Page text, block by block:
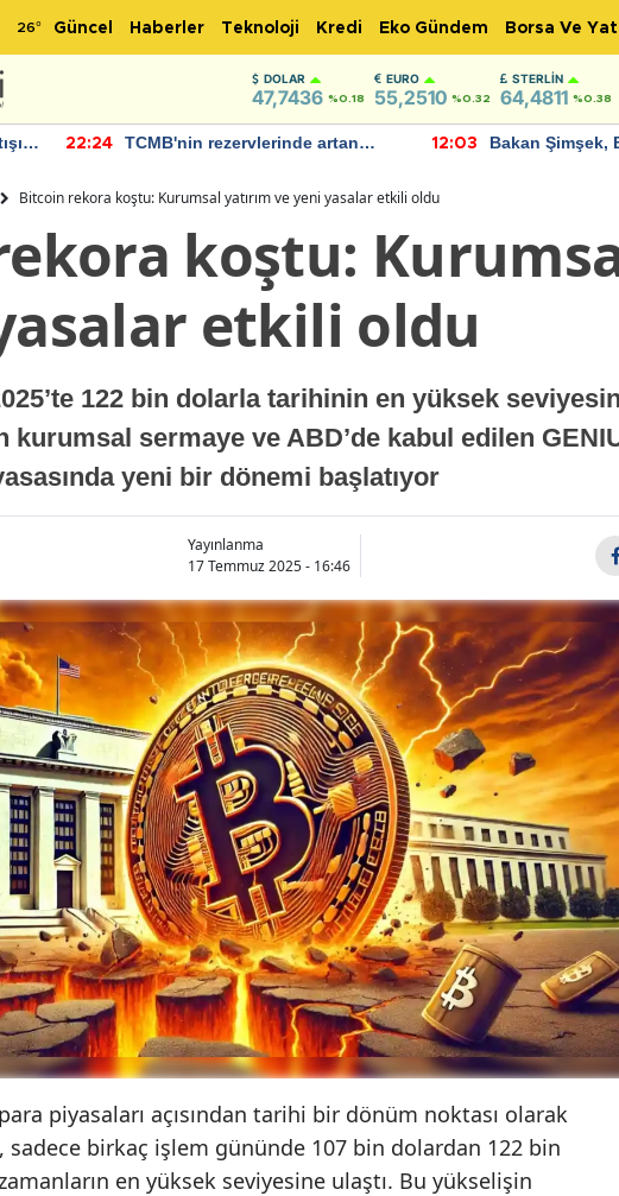
26° Güncel Haberler Teknoloji Kredi Eko Gündem Borsa Ve
DOLAR
47,7436 %0.18
EURO
55,2510 %0.32
STERLIN
64,4811 %0.38
22:24
TCMB'nin rezervlerinde artan
12:03
Bakan Şimşek,
Bitcoin rekora koştu: Kurumsal yatırım ve yeni yasalar etkili oldu
koştu:
etkili oldu
122 bin dolarla tarihinin en yüksek
kurumsal sermaye ve ABD’de kabul edilen
yeni bir dönemi başlatıyor
Yayınlanma
17 Temmuz 2025 - 16:46
piyasaları açısından tarihi bir dönüm noktası olarak
sadece birkaç işlem gününde 107 bin dolardan 122 bin
en yüksek seviyesine ulaştı. Bu yükselişin